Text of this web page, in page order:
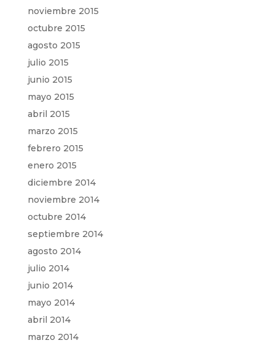
noviembre 2015
octubre 2015
agosto 2015
julio 2015
junio 2015
mayo 2015
abril 2015
marzo 2015
febrero 2015
enero 2015
diciembre 2014
noviembre 2014
octubre 2014
septiembre 2014
agosto 2014
julio 2014
junio 2014
mayo 2014
abril 2014
marzo 2014